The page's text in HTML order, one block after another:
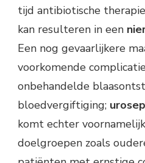
tijd antibiotische
kan resulteren in een
Een nog gevaarlijkere
voorkomende
onbehandelde
bloedvergiftiging;
komt echter
doelgroepen zoals